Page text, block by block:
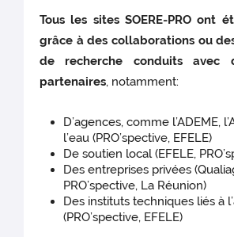
Tous les sites SOERE-PRO ont
grâce à des collaborations ou
de recherche conduits avec
partenaires, notamment:
D’agences, comme l’ADEME,
l’eau (PRO’spective, EFELE)
De soutien local (EFELE,
Des entreprises privées
PRO’spective, La Réunion)
Des instituts techniques liés à
(PRO’spective, EFELE)